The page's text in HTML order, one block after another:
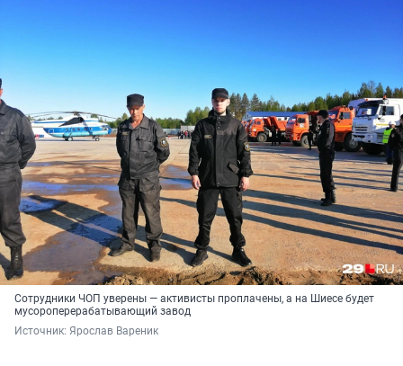
Сотрудники ЧОП уверены — активисты проплачены, а на Шиесе будет
мусороперерабатывающий завод
Источник: Ярослав Вареник